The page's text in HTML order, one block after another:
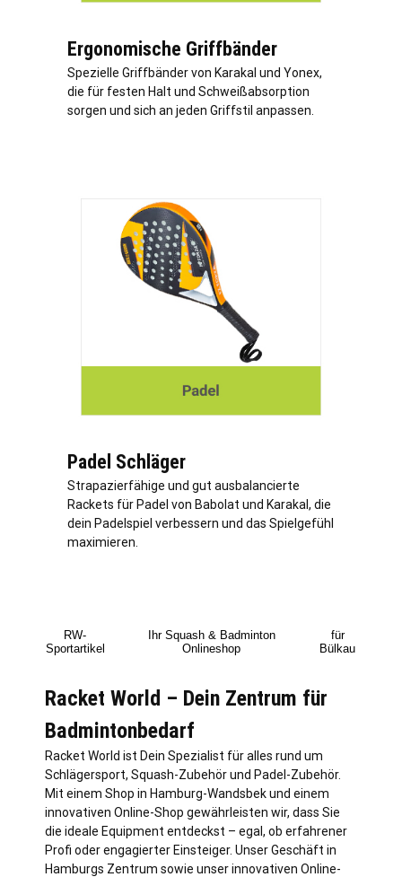
Ergonomische Griffbänder
Spezielle Griffbänder von Karakal und Yonex,
die für festen Halt und Schweißabsorption
sorgen und sich an jeden Griffstil anpassen.
Padel Schläger
Strapazierfähige und gut ausbalancierte
Rackets für Padel von Babolat und Karakal, die
dein Padelspiel verbessern und das Spielgefühl
maximieren.
RW-
Sportartikel
Ihr Squash & Badminton
Onlineshop
für
Bülkau
Racket World – Dein Zentrum für
Badmintonbedarf
Racket World ist Dein Spezialist für alles rund um
Schlägersport, Squash-Zubehör und Padel-Zubehör.
Mit einem Shop in Hamburg-Wandsbek und einem
innovativen Online-Shop gewährleisten wir, dass Sie
die ideale Equipment entdeckst – egal, ob erfahrener
Profi oder engagierter Einsteiger. Unser Geschäft in
Hamburgs Zentrum sowie unser innovativen Online-